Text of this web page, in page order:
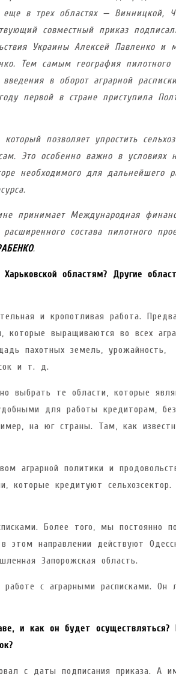
еще в трех областях — Винницкой,
совместный приказ
Украины Алексей Павленко и
Тем самым география пилотного
введения в оборот аграрной
первой в стране приступила
позволяет упростить
Это особенно важно в условиях
необходимого для дальнейшего
принимает Международная
состава пилотного
.
областям? Другие
и кропотливая работа.
которые выращиваются во всех
пахотных земель, урожайность,
и т. д.
выбрать те области, которые
для работы кредиторам,
на юг страны. Там, как
аграрной политики и
которые кредитуют
Более того, мы постоянно
направлении действуют
Запорожская область.
с аграрными расписками. Он
и как он будет
с даты подписания приказа. А